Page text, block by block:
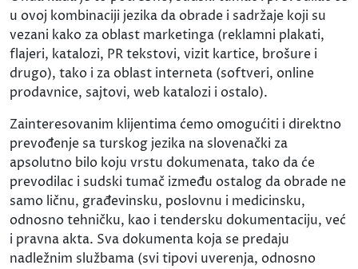
u ovoj kombinaciji jezika da obrade i sadržaje koji su
vezani kako za oblast marketinga (reklamni plakati,
flajeri, katalozi, PR tekstovi, vizit kartice, brošure i
drugo), tako i za oblast interneta (softveri, online
prodavnice, sajtovi, web katalozi i ostalo).
Zainteresovanim klijentima ćemo omogućiti i direktno
prevođenje sa turskog jezika na slovenački za
apsolutno bilo koju vrstu dokumenata, tako da će
prevodilac i sudski tumač između ostalog da obrade ne
samo ličnu, građevinsku, poslovnu i medicinsku,
odnosno tehničku, kao i tendersku dokumentaciju, već
i pravna akta. Sva dokumenta koja se predaju
nadležnim službama (svi tipovi uverenja, odnosno